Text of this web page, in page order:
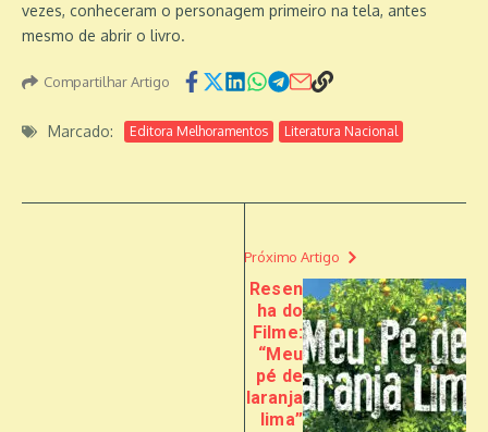
vezes, conheceram o personagem primeiro na tela, antes
mesmo de abrir o livro.
Compartilhar Artigo
Marcado: Editora Melhoramentos Literatura Nacional
Próximo Artigo
Resen
ha do
Filme:
“Meu
pé de
laranja
lima”